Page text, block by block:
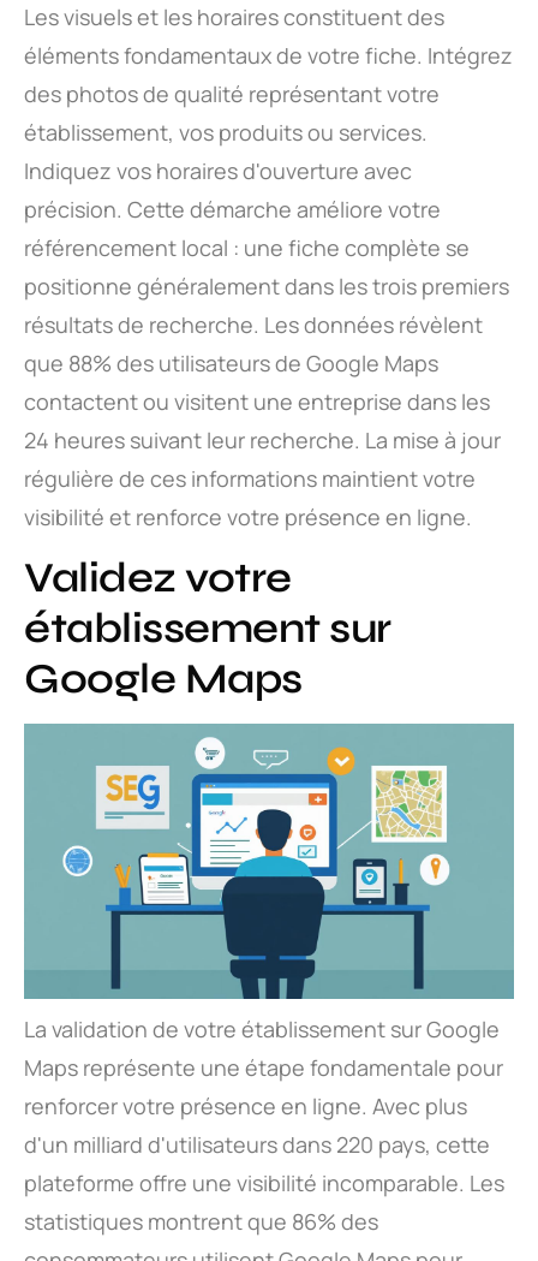
Les visuels et les horaires constituent des
éléments fondamentaux de votre fiche. Intégrez
des photos de qualité représentant votre
établissement, vos produits ou services.
Indiquez vos horaires d'ouverture avec
précision. Cette démarche améliore votre
référencement local : une fiche complète se
positionne généralement dans les trois premiers
résultats de recherche. Les données révèlent
que 88% des utilisateurs de Google Maps
contactent ou visitent une entreprise dans les
24 heures suivant leur recherche. La mise à jour
régulière de ces informations maintient votre
visibilité et renforce votre présence en ligne.
Validez votre
établissement sur
Google Maps
La validation de votre établissement sur Google
Maps représente une étape fondamentale pour
renforcer votre présence en ligne. Avec plus
d'un milliard d'utilisateurs dans 220 pays, cette
plateforme offre une visibilité incomparable. Les
statistiques montrent que 86% des